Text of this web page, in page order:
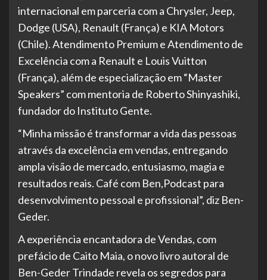
internacional em parceria com a Chrysler, Jeep,
Dodge (USA), Renault (França) e KIA Motors
(Chile). Atendimento Premium e Atendimento de
Excelência com a Renault e Louis Vuitton
(França), além de especialização em “Master
Speakers” com mentoria de Roberto Shinyashiki,
fundador do Instituto Gente.
“Minha missão é transformar a vida das pessoas
através da excelência em vendas, entregando
ampla visão de mercado, entusiasmo, magia e
resultados reais. Café com Ben,Podcast para
desenvolvimento pessoal e profissional”, diz Ben-
Geder.
A experiência encantadora de Vendas, com
prefácio de Caito Maia, o novo livro autoral de
Ben-Geder Trindade revela os segredos para